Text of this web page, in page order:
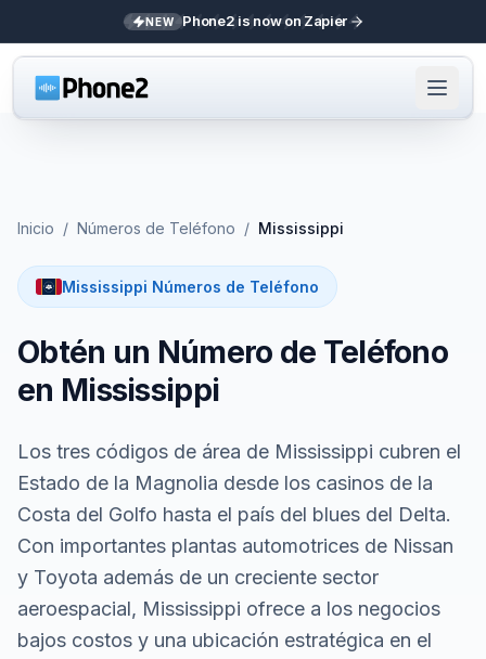
NEW Phone2 is now on Zapier
Inicio / Números de Teléfono / Mississippi
Mississippi Números de Teléfono
Obtén un Número de Teléfono
en Mississippi
Los tres códigos de área de Mississippi cubren el
Estado de la Magnolia desde los casinos de la
Costa del Golfo hasta el país del blues del Delta.
Con importantes plantas automotrices de Nissan
y Toyota además de un creciente sector
aeroespacial, Mississippi ofrece a los negocios
bajos costos y una ubicación estratégica en el